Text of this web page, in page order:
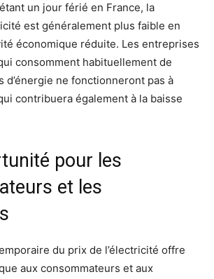
un jour férié en France, la
est généralement plus faible en
économique réduite. Les entreprises
consomment habituellement de
d’énergie ne fonctionneront pas à
contribuera également à la baisse
pour les
et les
du prix de l’électricité offre
aux consommateurs et aux